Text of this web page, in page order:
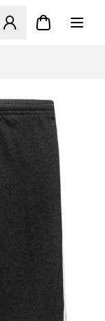
Modal til at